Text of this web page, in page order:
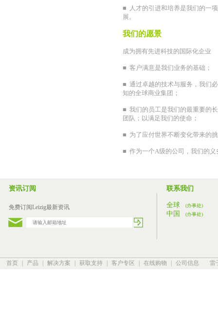
■ 人才的引进和培养是我们的一
展。
我们的愿景
成为拥有先进科技的国际化企业
■ 客户满意是我们业务的基础；
■ 通过卓越的技术与服务，我们
知的全球商业集团；
■ 我们的员工是我们的最重要的
团队；以满足我们的使命；
■ 为了应付世界不断变化带来的
■ 作为一个A级的公司，我们的
资讯订阅
免费订阅Leizig最新资讯
联系我们
全球 (办事处)
中国 (办事处)
首页 产品 解决方案 获取支持 客户专区 在线购物 公司信息 雷